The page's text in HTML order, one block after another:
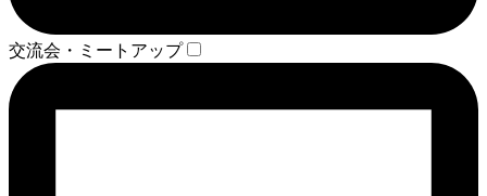
交流会・ミートアップ